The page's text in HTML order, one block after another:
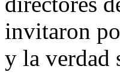
invitaron
y la verdad